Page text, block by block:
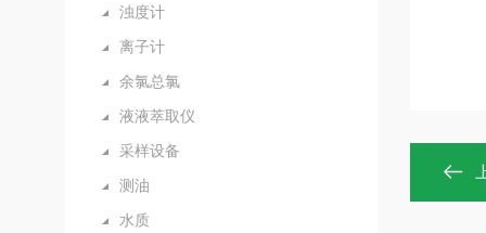
浊度计
离子计
余氯总氯
液液萃取仪
采样设备
测油
水质